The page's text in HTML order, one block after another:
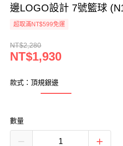
邊LOGO設計 7號籃球
超取滿NT$599免運
NT$2,280
NT$1,930
款式：頂規銀邊
數量